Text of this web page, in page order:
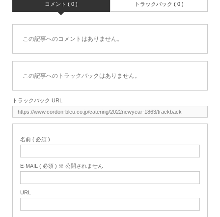
コメント ( 0 ) トラックバック ( 0 )
この記事へのコメントはありません。
この記事へのトラックバックはありません。
トラックバック URL
名前 ( 必須 )
E-MAIL ( 必須 ) ※ 公開されません
URL